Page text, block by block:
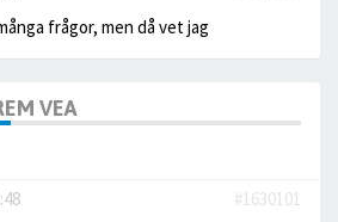
frågor, men då vet jag
VEA
#1630101